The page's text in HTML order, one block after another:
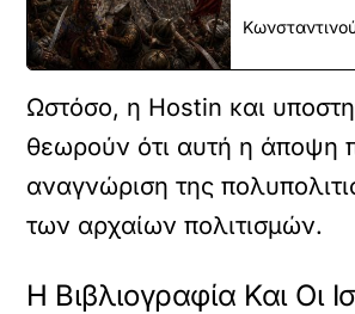
Ωστόσο, η Hostin και
θεωρούν ότι αυτή η άποψη
αναγνώριση της
των αρχαίων πολιτισμών.
Η Βιβλιογραφία Και Οι